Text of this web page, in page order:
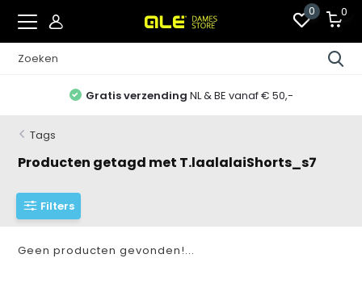
0 0
Gratis verzending NL & BE vanaf € 50,-
Tags
Producten getagd met T.laalalaiShorts_s7
Filters
Geen producten gevonden!...